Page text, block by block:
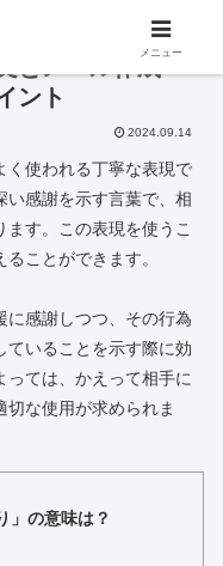
とメール作成
ント
2024.09.14
く使われる丁寧な表現で
い感謝を示す言葉で、相
す。この表現を使うこ
ことができます。
に感謝しつつ、その行為
ていることを示す際に効
ては、かえって相手に
な使用が求められま
」の意味は？
メニュー